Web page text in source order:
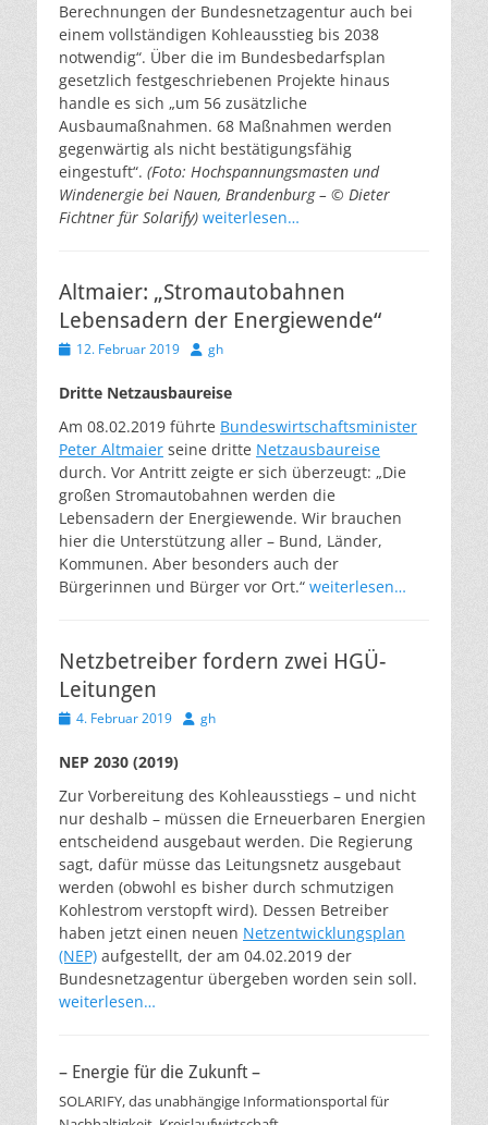
Berechnungen der Bundesnetzagentur auch bei
einem vollständigen Kohleausstieg bis 2038
notwendig“. Über die im Bundesbedarfsplan
gesetzlich festgeschriebenen Projekte hinaus
handle es sich „um 56 zusätzliche
Ausbaumaßnahmen. 68 Maßnahmen werden
gegenwärtig als nicht bestätigungsfähig
eingestuft“. (Foto: Hochspannungsmasten und
Windenergie bei Nauen, Brandenburg – © Dieter
Fichtner für Solarify) weiterlesen…
Altmaier: „Stromautobahnen
Lebensadern der Energiewende“
Veröffentlicht
12. Februar 2019 Autor
gh
Dritte Netzausbaureise
Am 08.02.2019 führte Bundeswirtschaftsminister
Peter Altmaier seine dritte Netzausbaureise
durch. Vor Antritt zeigte er sich überzeugt: „Die
großen Stromautobahnen werden die
Lebensadern der Energiewende. Wir brauchen
hier die Unterstützung aller – Bund, Länder,
Kommunen. Aber besonders auch der
Bürgerinnen und Bürger vor Ort.“ weiterlesen…
Netzbetreiber fordern zwei HGÜ-
Leitungen
Veröffentlicht
4. Februar 2019 Autor
gh
NEP 2030 (2019)
Zur Vorbereitung des Kohleausstiegs – und nicht
nur deshalb – müssen die Erneuerbaren Energien
entscheidend ausgebaut werden. Die Regierung
sagt, dafür müsse das Leitungsnetz ausgebaut
werden (obwohl es bisher durch schmutzigen
Kohlestrom verstopft wird). Dessen Betreiber
haben jetzt einen neuen Netzentwicklungsplan
(NEP) aufgestellt, der am 04.02.2019 der
Bundesnetzagentur übergeben worden sein soll.
weiterlesen…
– Energie für die Zukunft –
SOLARIFY, das unabhängige Informationsportal für